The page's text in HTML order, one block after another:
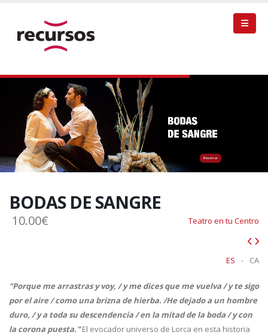
Reservar
BODAS DE SANGRE
10.00€ Teatro en tu Centro
CA
-
ES
"Porque me arrastras y voy, / y me dices que me vuelva / y te sigo
por el aire / como una brizna de hierba. /He dejado a un hombre
duro, / y a toda su descendencia / en la mitad de la boda / y con
la corona puesta."El evocador universo de Lorca en esta historia